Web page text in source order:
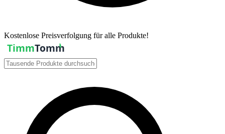
Kostenlose Preisverfolgung für alle Produkte!